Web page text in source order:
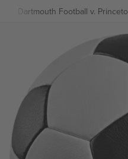
Dartmouth Football v.